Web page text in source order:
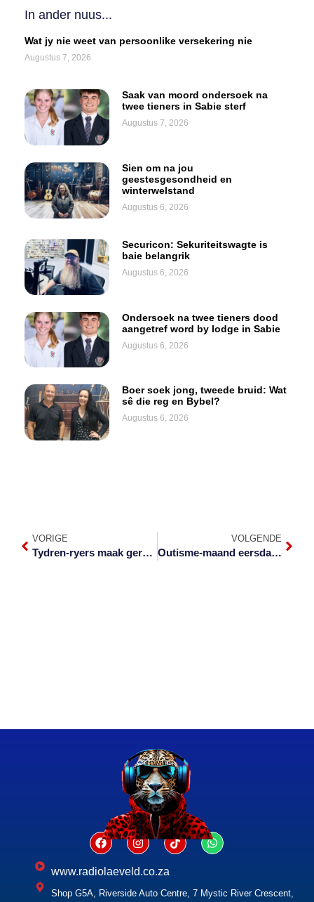
In ander nuus...
Wat jy nie weet van persoonlike versekering nie
Augustus 7, 2026
Saak van moord ondersoek na
twee tieners in Sabie sterf
Augustus 7, 2026
Sien om na jou
geestesgesondheid en
winterwelstand
Augustus 6, 2026
Securicon: Sekuriteitswagte is
baie belangrik
Augustus 6, 2026
Ondersoek na twee tieners dood
aangetref word by lodge in Sabie
Augustus 6, 2026
Boer soek jong, tweede bruid: Wat
sê die reg en Bybel?
Augustus 6, 2026
VORIGE
Tydren-ryers maak gereed vir Nkomazi 400
VOLGENDE
Outisme-maand eersdaags in Witrivier gevier
www.radiolaeveld.co.za
Shop G5A, Riverside Auto Centre, 7 Mystic River Crescent,